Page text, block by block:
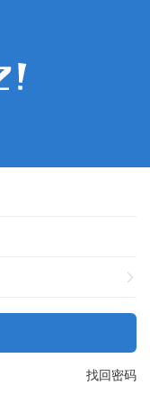
找回密码